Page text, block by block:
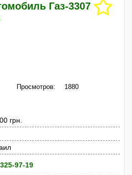
Газ-3307
Просмотров: 1880
грн.
97-19